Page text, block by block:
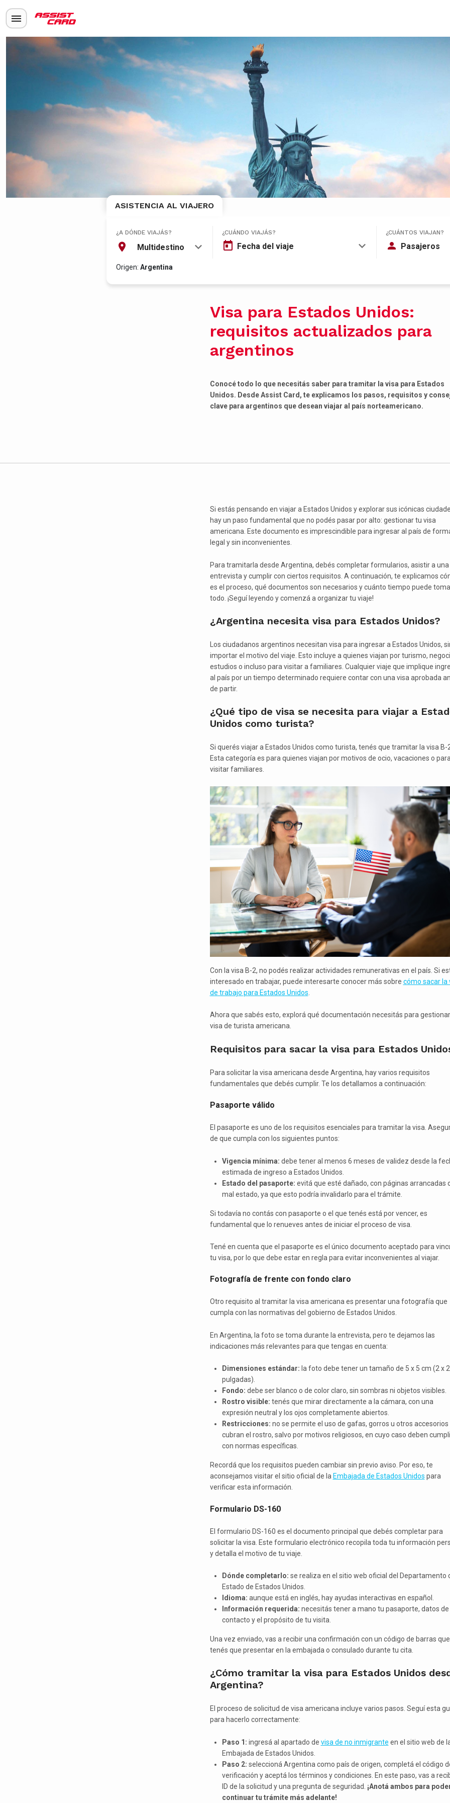
ASISTENCIA AL VIAJERO
¿A DÓNDE VIAJÁS?
Multidestino
¿CUÁNDO VIAJÁS?
Fecha del viaje
¿CUÁNTOS VIAJAN?
Pasajeros
Origen: Argentina
Visa para Estados Unidos:
requisitos actualizados para
argentinos
Conocé todo lo que necesitás saber para tramitar la visa para Estados
Unidos. Desde Assist Card, te explicamos los pasos, requisitos y
clave para argentinos que desean viajar al país norteamericano.
Si estás pensando en viajar a Estados Unidos y explorar sus icónicas
hay un paso fundamental que no podés pasar por alto: gestionar tu visa
americana. Este documento es imprescindible para ingresar al país de
legal y sin inconvenientes.
Para tramitarla desde Argentina, debés completar formularios, asistir a una
entrevista y cumplir con ciertos requisitos. A continuación, te explicamos
es el proceso, qué documentos son necesarios y cuánto tiempo puede
todo. ¡Seguí leyendo y comenzá a organizar tu viaje!
¿Argentina necesita visa para Estados Unidos?
Los ciudadanos argentinos necesitan visa para ingresar a Estados Unidos,
importar el motivo del viaje. Esto incluye a quienes viajan por turismo,
estudios o incluso para visitar a familiares. Cualquier viaje que implique
al país por un tiempo determinado requiere contar con una visa aprobada
de partir.
¿Qué tipo de visa se necesita para viajar a
Unidos como turista?
Si querés viajar a Estados Unidos como turista, tenés que tramitar la visa B-
Esta categoría es para quienes viajan por motivos de ocio, vacaciones o
visitar familiares.
Con la visa B-2, no podés realizar actividades remunerativas en el país. Si
interesado en trabajar, puede interesarte conocer más sobre cómo sacar la
de trabajo para Estados Unidos
Ahora que sabés esto, explorá qué documentación necesitás para
visa de turista americana.
Requisitos para sacar la visa para Estados
Para solicitar la visa americana desde Argentina, hay varios requisitos
fundamentales que debés cumplir. Te los detallamos a continuación:
Pasaporte válido
El pasaporte es uno de los requisitos esenciales para tramitar la visa.
de que cumpla con los siguientes puntos:
Vigencia mínima: debe tener al menos 6 meses de validez desde la
estimada de ingreso a Estados Unidos.
Estado del pasaporte: evitá que esté dañado, con páginas arrancadas
mal estado, ya que esto podría invalidarlo para el trámite.
Si todavía no contás con pasaporte o el que tenés está por vencer, es
fundamental que lo renueves antes de iniciar el proceso de visa.
Tené en cuenta que el pasaporte es el único documento aceptado para
tu visa, por lo que debe estar en regla para evitar inconvenientes al viajar.
Fotografía de frente con fondo claro
Otro requisito al tramitar la visa americana es presentar una fotografía que
cumpla con las normativas del gobierno de Estados Unidos.
En Argentina, la foto se toma durante la entrevista, pero te dejamos las
indicaciones más relevantes para que tengas en cuenta:
Dimensiones estándar: la foto debe tener un tamaño de 5 x 5 cm (2 x 2
pulgadas).
Fondo: debe ser blanco o de color claro, sin sombras ni objetos visibles.
Rostro visible: tenés que mirar directamente a la cámara, con una
expresión neutral y los ojos completamente abiertos.
Restricciones: no se permite el uso de gafas, gorros u otros accesorios
cubran el rostro, salvo por motivos religiosos, en cuyo caso deben
con normas específicas.
Recordá que los requisitos pueden cambiar sin previo aviso. Por eso, te
aconsejamos visitar el sitio oficial de la Embajada de Estados Unidos para
verificar esta información.
Formulario DS-160
El formulario DS-160 es el documento principal que debés completar para
solicitar la visa. Este formulario electrónico recopila toda tu información
y detalla el motivo de tu viaje.
Dónde completarlo: se realiza en el sitio web oficial del Departamento
Estado de Estados Unidos.
Idioma: aunque está en inglés, hay ayudas interactivas en español.
Información requerida: necesitás tener a mano tu pasaporte, datos de
contacto y el propósito de tu visita.
Una vez enviado, vas a recibir una confirmación con un código de barras que
tenés que presentar en la embajada o consulado durante tu cita.
¿Cómo tramitar la visa para Estados Unidos
Argentina?
El proceso de solicitud de visa americana incluye varios pasos. Seguí esta
para hacerlo correctamente:
Paso 1: ingresá al apartado de visa de no inmigrante en el sitio web de
Embajada de Estados Unidos.
Paso 2: seleccioná Argentina como país de origen, completá el código
verificación y aceptá los términos y condiciones. En este paso, vas a
ID de la solicitud y una pregunta de seguridad. ¡Anotá ambos para
continuar tu trámite más adelante!